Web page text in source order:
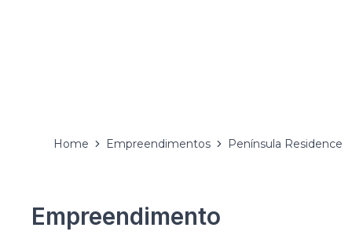
Home Empreendimentos Península Residence
Empreendimento